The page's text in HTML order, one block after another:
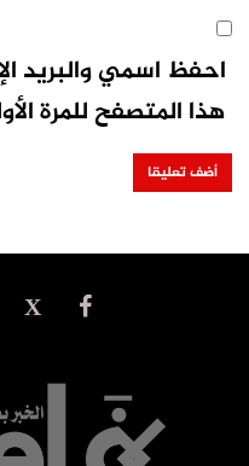
احفظ اسمي والبريد
هذا المتصفح للمرة